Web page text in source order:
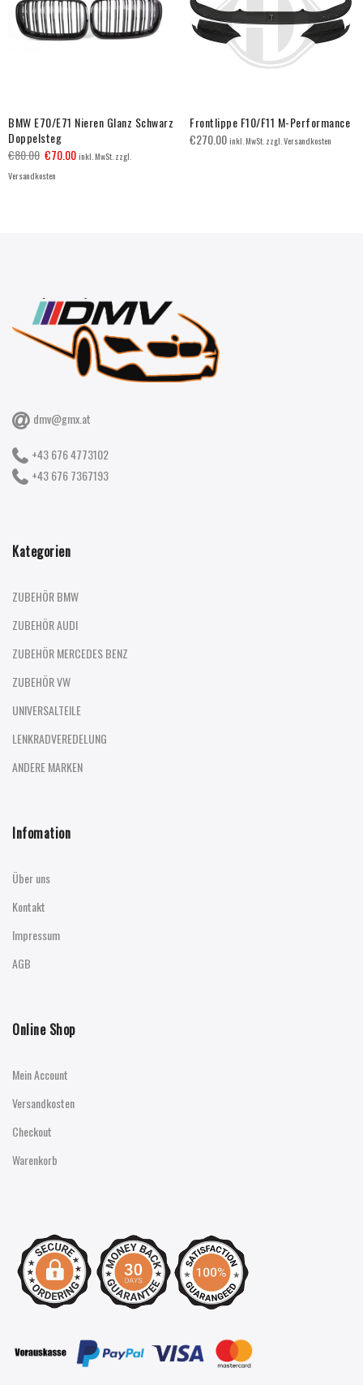
BMW E70/E71 Nieren Glanz Schwarz
Doppelsteg
€80.00 €70.00inkl. MwSt. zzgl.
Versandkosten
Frontlippe F10/F11 M-Performance
€270.00inkl. MwSt. zzgl. Versandkosten
dmv@gmx.at
+43 676 4773102
+43 676 7367193
Kategorien
ZUBEHÖR BMW
ZUBEHÖR AUDI
ZUBEHÖR MERCEDES BENZ
ZUBEHÖR VW
UNIVERSALTEILE
LENKRADVEREDELUNG
ANDERE MARKEN
Infomation
Über uns
Kontakt
Impressum
AGB
Online Shop
Mein Account
Versandkosten
Checkout
Warenkorb